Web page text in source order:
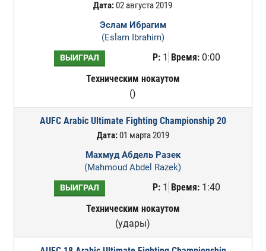
Дата:02 августа 2019
Эслам Ибрагим
(Eslam Ibrahim)
ВЫИГРАЛ Р:1 Время:0:00
Техническим нокаутом
()
AUFC Arabic Ultimate Fighting Championship 20
Дата:01 марта 2019
Махмуд Абдель Разек
(Mahmoud Abdel Razek)
ВЫИГРАЛ Р:1 Время:1:40
Техническим нокаутом
(удары)